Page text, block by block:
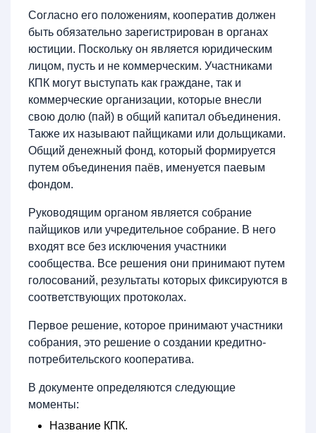
Согласно его положениям, кооператив должен
быть обязательно зарегистрирован в органах
юстиции. Поскольку он является юридическим
лицом, пусть и не коммерческим. Участниками
КПК могут выступать как граждане, так и
коммерческие организации, которые внесли
свою долю (пай) в общий капитал объединения.
Также их называют пайщиками или дольщиками.
Общий денежный фонд, который формируется
путем объединения паёв, именуется паевым
фондом.
Руководящим органом является собрание
пайщиков или учредительное собрание. В него
входят все без исключения участники
сообщества. Все решения они принимают путем
голосований, результаты которых фиксируются в
соответствующих протоколах.
Первое решение, которое принимают участники
собрания, это решение о создании кредитно-
потребительского кооператива.
В документе определяются следующие
моменты:
Название КПК.